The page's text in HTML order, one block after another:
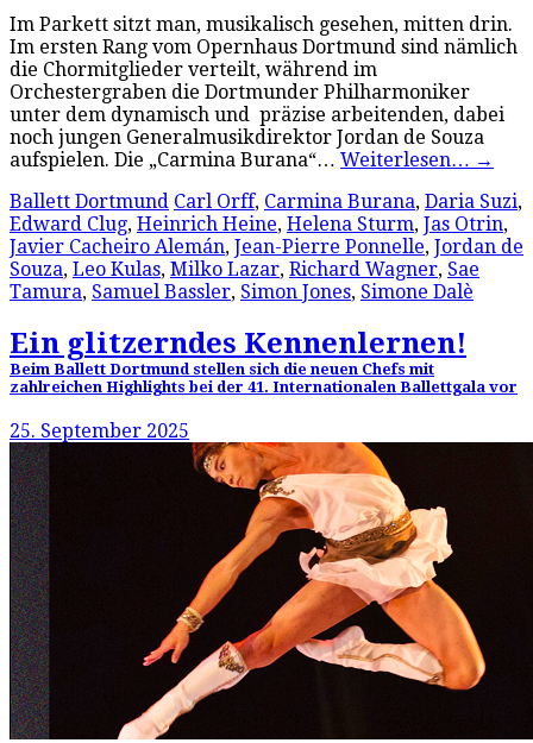
Im Parkett sitzt man, musikalisch gesehen, mitten drin.
Im ersten Rang vom Opernhaus Dortmund sind nämlich
die Chormitglieder verteilt, während im
Orchestergraben die Dortmunder Philharmoniker
unter dem dynamisch und präzise arbeitenden, dabei
noch jungen Generalmusikdirektor Jordan de Souza
aufspielen. Die „Carmina Burana“… Weiterlesen… →
Ballett Dortmund Carl Orff, Carmina Burana, Daria Suzi,
Edward Clug, Heinrich Heine, Helena Sturm, Jas Otrin,
Javier Cacheiro Alemán, Jean-Pierre Ponnelle, Jordan de
Souza, Leo Kulas, Milko Lazar, Richard Wagner, Sae
Tamura, Samuel Bassler, Simon Jones, Simone Dalè
Ein glitzerndes Kennenlernen!
Beim Ballett Dortmund stellen sich die neuen Chefs mit
zahlreichen Highlights bei der 41. Internationalen Ballettgala vor
25. September 2025